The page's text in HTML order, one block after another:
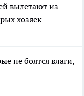
вылетают из
хозяек
не боятся влаги,